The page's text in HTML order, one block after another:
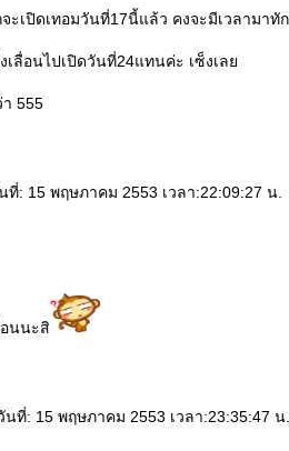
จะเปิดเทอมวันที่17นี้แล้ว คงจะมีเวลามา
เลื่อนไปเปิดวันที่24แทนค่ะ เซ็งเล
555
ที่: 15 พฤษภาคม 2553 เวลา:22:09:27 น.
นนะสิ
นที่: 15 พฤษภาคม 2553 เวลา:23:35:47 น.